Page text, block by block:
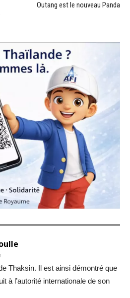
Outang est le nouveau Panda
Thaksin. Il est ainsi démontré que
à l’autorité internationale de son